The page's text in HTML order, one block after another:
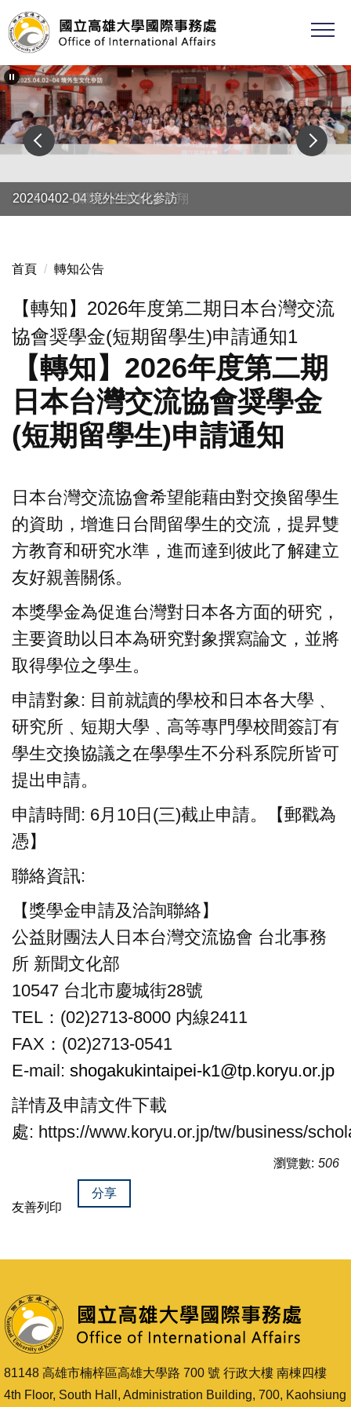
跳
到
主
要
內
容
區
20250402 國際生企業參訪-漢翔
20240402-04 境外生文化參訪
首頁 轉知公告
【轉知】2026年度第二期日本台灣交流
協會奨學金(短期留學生)申請通知1
【轉知】2026年度第二期
日本台灣交流協會奨學金
(短期留學生)申請通知
日本台灣交流協會希望能藉由對交換留學生
的資助，增進日台間留學生的交流，提昇雙
方教育和研究水準，進而達到彼此了解建立
友好親善關係。
本獎學金為促進台灣對日本各方面的研究，
主要資助以日本為研究對象撰寫論文，並將
取得學位之學生。
申請對象: 目前就讀的學校和日本各大學﹑
研究所﹑短期大學﹑高等專門學校間簽訂有
學生交換協議之在學學生不分科系院所皆可
提出申請。
申請時間: 6月10日(三)截止申請。【郵戳為
憑】
聯絡資訊:
【獎學金申請及洽詢聯絡】
公益財團法人日本台灣交流協會 台北事務
所 新聞文化部
10547 台北市慶城街28號
TEL：(02)2713-8000 内線2411
FAX：(02)2713-0541
E-mail: shogakukintaipei-k1@tp.koryu.or.jp
詳情及申請文件下載
處: https://www.koryu.or.jp/tw/business/
瀏覽數: 506
友善列印
分享
81148 高雄市楠梓區高雄大學路 700 號 行政大樓 南棟四樓
4th Floor, South Hall, Administration Building, 700, Kaohsiung